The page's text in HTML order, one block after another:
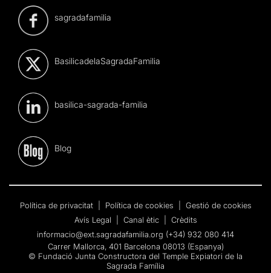
sagradafamilia
BasilicadelaSagradaFamilia
basilica-sagrada-familia
Blog
Política de privacitat Política de cookies
Gestió de cookies
Avís Legal
Canal ètic
Crèdits
informacio@ext.sagradafamilia.org (+34) 932 080 414
Carrer Mallorca, 401 Barcelona 08013 (Espanya)
© Fundació Junta Constructora del Temple Expiatori de la
Sagrada Família